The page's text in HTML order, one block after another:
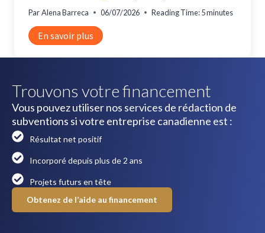
ParAlena Barreca 06/07/2026 Reading Time:5minutes
En savoir plus Les
5
de
financement
gouvernementaux
pour
canadienne
en
matière
de
Trouvons votre financement
Vous pouvez utiliser nos services de rédaction de
subventions si votre entreprise canadienne est :
Résultat net positif
Incorporé depuis plus de 2 ans
Projets futurs en tête
Obtenez de l’aide au financement